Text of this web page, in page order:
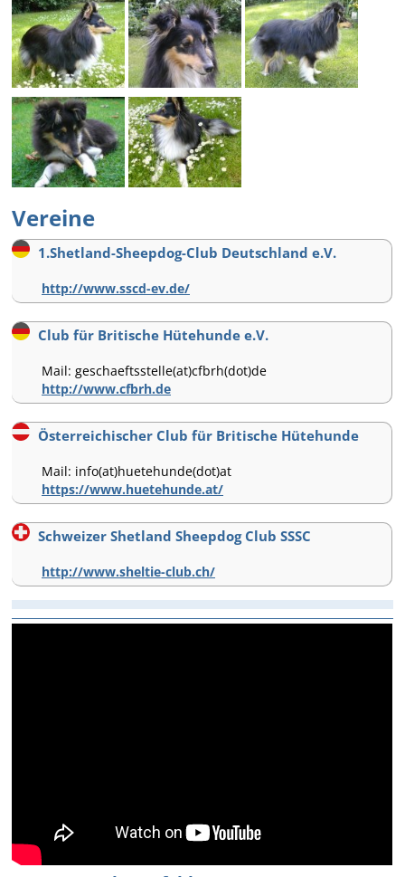
Vereine
1.Shetland-Sheepdog-Club Deutschland e.V.
http://www.sscd-ev.de/
Club für Britische Hütehunde e.V.
Mail: geschaeftsstelle(at)cfbrh(dot)de
http://www.cfbrh.de
Österreichischer Club für Britische Hütehunde
Mail: info(at)huetehunde(dot)at
https://www.huetehunde.at/
Schweizer Shetland Sheepdog Club SSSC
http://www.sheltie-club.ch/